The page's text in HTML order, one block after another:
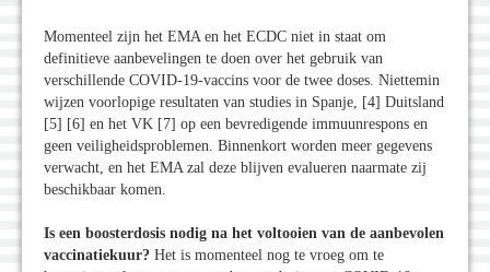
Momenteel zijn het EMA en het ECDC niet in staat om
definitieve aanbevelingen te doen over het gebruik van
verschillende COVID-19-vaccins voor de twee doses. Niettemin
wijzen voorlopige resultaten van studies in Spanje, [4] Duitsland
[5] [6] en het VK [7] op een bevredigende immuunrespons en
geen veiligheidsproblemen. Binnenkort worden meer gegevens
verwacht, en het EMA zal deze blijven evalueren naarmate zij
beschikbaar komen.
Is een boosterdosis nodig na het voltooien van de aanbevolen
vaccinatiekuur? Het is momenteel nog te vroeg om te